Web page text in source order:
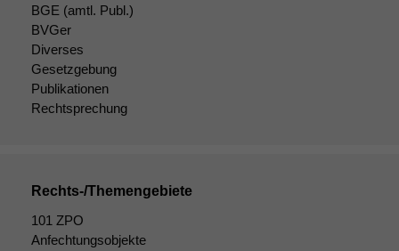
BGE (amtl. Publ.)
BVGer
Diverses
Gesetzgebung
Publikationen
Rechtsprechung
Rechts-/Themengebiete
101 ZPO
Anfechtungsobjekte